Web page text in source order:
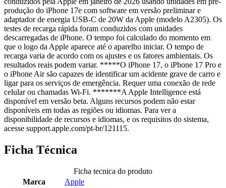
produção do iPhone 17e com software em versão preliminar e
adaptador de energia USB-C de 20W da Apple (modelo A2305). Os
testes de recarga rápida foram conduzidos com unidades
descarregadas de iPhone. O tempo foi calculado do momento em
que o logo da Apple aparece até o aparelho iniciar. O tempo de
recarga varia de acordo com os ajustes e os fatores ambientais. Os
resultados reais podem variar. *****O iPhone 17, o iPhone 17 Pro e
o iPhone Air são capazes de identificar um acidente grave de carro e
ligar para os serviços de emergência. Requer uma conexão de rede
celular ou chamadas Wi-Fi. *******A Apple Intelligence está
disponível em versão beta. Alguns recursos podem não estar
disponíveis em todas as regiões ou idiomas. Para ver a
disponibilidade de recursos e idiomas, e os requisitos do sistema,
acesse support.apple.com/pt-br/121115.
Ficha Técnica
Ficha tecnica do produto
Marca
Apple